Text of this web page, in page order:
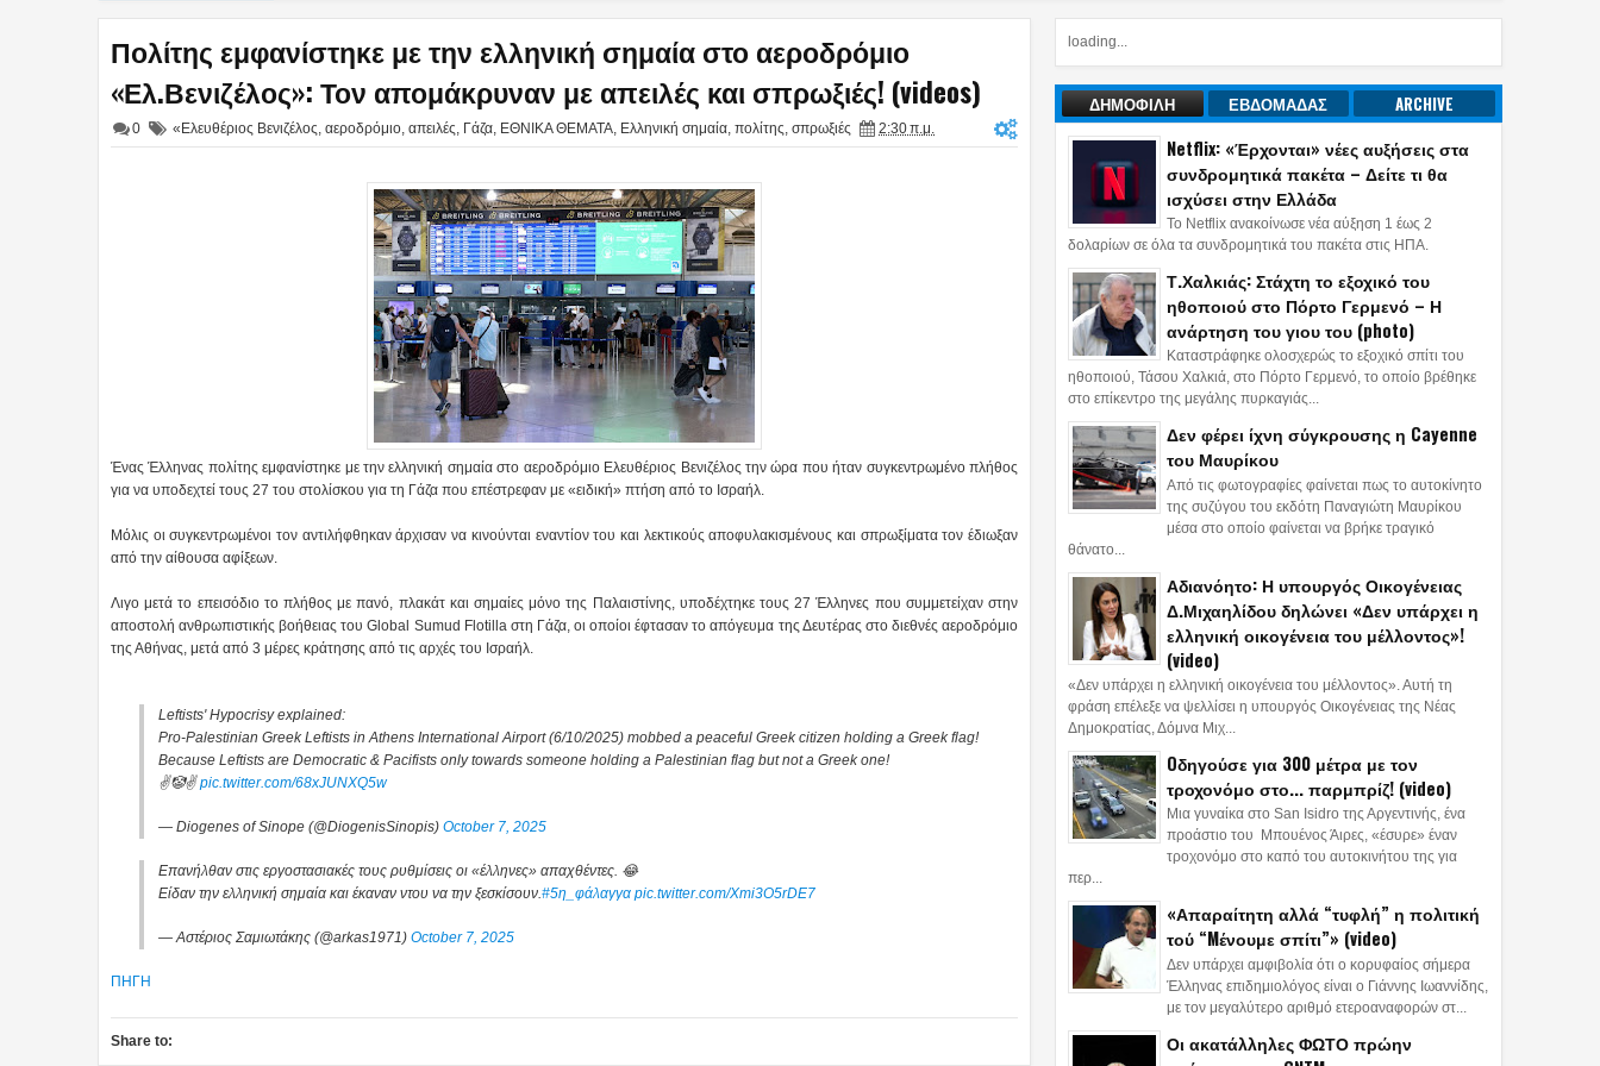
Πολίτης εμφανίστηκε με την ελληνική σημαία στο αεροδρόμιο
«Ελ.Βενιζέλος»: Τον απομάκρυναν με απειλές και σπρωξιές! (videos)
0 «Ελευθέριος Βενιζέλος αεροδρόμιο απειλές Γάζα ΕΘΝΙΚΑ ΘΕΜΑΤΑ Ελληνική σημαία πολίτης σπρωξιές 2:30 π.μ.
Ένας Έλληνας πολίτης εμφανίστηκε με την ελληνική σημαία στο αεροδρόμιο Ελευθέριος Βενιζέλος την ώρα που ήταν συγκεντρωμένο πλήθος
για να υποδεχτεί τους 27 του στολίσκου για τη Γάζα που επέστρεφαν με «ειδική» πτήση από το Ισραήλ.
Μόλις οι συγκεντρωμένοι τον αντιλήφθηκαν άρχισαν να κινούνται εναντίον του και λεκτικούς αποφυλακισμένους και σπρωξίματα τον έδιωξαν
από την αίθουσα αφίξεων.
Λιγο μετά το επεισόδιο το πλήθος με πανό, πλακάτ και σημαίες μόνο της Παλαιστίνης, υποδέχτηκε τους 27 Έλληνες που συμμετείχαν στην
αποστολή ανθρωπιστικής βοήθειας του Global Sumud Flotilla στη Γάζα, οι οποίοι έφτασαν το απόγευμα της Δευτέρας στο διεθνές αεροδρόμιο
της Αθήνας, μετά από 3 μέρες κράτησης από τις αρχές του Ισραήλ.
Leftists' Hypocrisy explained:
Pro-Palestinian Greek Leftists in Athens International Airport (6/10/2025) mobbed a peaceful Greek citizen holding a Greek flag!
Because Leftists are Democratic & Pacifists only towards someone holding a Palestinian flag but not a Greek one!
✌️🤡✌️pic.twitter.com/68xJUNXQ5w
— Diogenes of Sinope (@DiogenisSinopis) October 7, 2025
Eπανήλθαν στις εργοστασιακές τους ρυθμίσεις οι «έλληνες» απαχθέντες. 😂
Είδαν την ελληνική σημαία και έκαναν ντου να την ξεσκίσουν. #5η_φάλαγγα pic.twitter.com/Xmi3O5rDE7
— Αστέριος Σαμιωτάκης (@arkas1971) October 7, 2025
ΠΗΓΗ
Share to:
loading...
ΔΗΜΟΦΙΛΗ ΕΒΔΟΜΑΔΑΣ ARCHIVE
Netflix: «Έρχονται» νέες αυξήσεις στα
συνδρομητικά πακέτα – Δείτε τι θα
ισχύσει στην Ελλάδα
Το Netflix ανακοίνωσε νέα αύξηση 1 έως 2
δολαρίων σε όλα τα συνδρομητικά του πακέτα στις ΗΠΑ.
Τ.Χαλκιάς: Στάχτη το εξοχικό του
ηθοποιού στο Πόρτο Γερμενό – Η
ανάρτηση του γιου του (photo)
Καταστράφηκε ολοσχερώς το εξοχικό σπίτι του
ηθοποιού, Τάσου Χαλκιά, στο Πόρτο Γερμενό, το οποίο βρέθηκε
στο επίκεντρο της μεγάλης πυρκαγιάς...
Δεν φέρει ίχνη σύγκρουσης η Cayenne
του Μαυρίκου
Από τις φωτογραφίες φαίνεται πως το αυτοκίνητο
της συζύγου του εκδότη Παναγιώτη Μαυρίκου
μέσα στο οποίο φαίνεται να βρήκε τραγικό
θάνατο...
Αδιανόητο: Η υπουργός Οικογένειας
Δ.Μιχαηλίδου δηλώνει «Δεν υπάρχει η
ελληνική οικογένεια του μέλλοντος»!
(video)
«Δεν υπάρχει η ελληνική οικογένεια του μέλλοντος». Αυτή τη
φράση επέλεξε να ψελλίσει η υπουργός Οικογένειας της Νέας
Δημοκρατίας, Δόμνα Μιχ...
Oδηγούσε για 300 μέτρα με τον
τροχονόμο στο... παρμπρίζ! (video)
Μια γυναίκα στο San Isidro της Αργεντινής, ένα
προάστιο του Μπουένος Άιρες, «έσυρε» έναν
τροχονόμο στο καπό του αυτοκινήτου της για
περ...
«Απαραίτητη αλλά “τυφλή” η πολιτική
τού “Mένουμε σπίτι”» (video)
Δεν υπάρχει αμφιβολία ότι ο κορυφαίος σήμερα
Έλληνας επιδημιολόγος είναι ο Γιάννης Ιωαννίδης,
με τον μεγαλύτερο αριθμό ετεροαναφορών στ...
Οι ακατάλληλες ΦΩΤΟ πρώην